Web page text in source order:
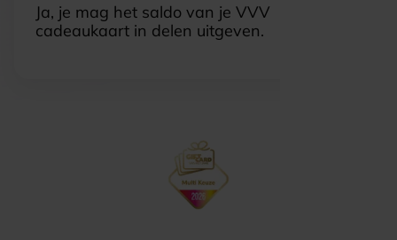
Ja, je mag het saldo van je VVV
cadeaukaart in delen uitgeven.